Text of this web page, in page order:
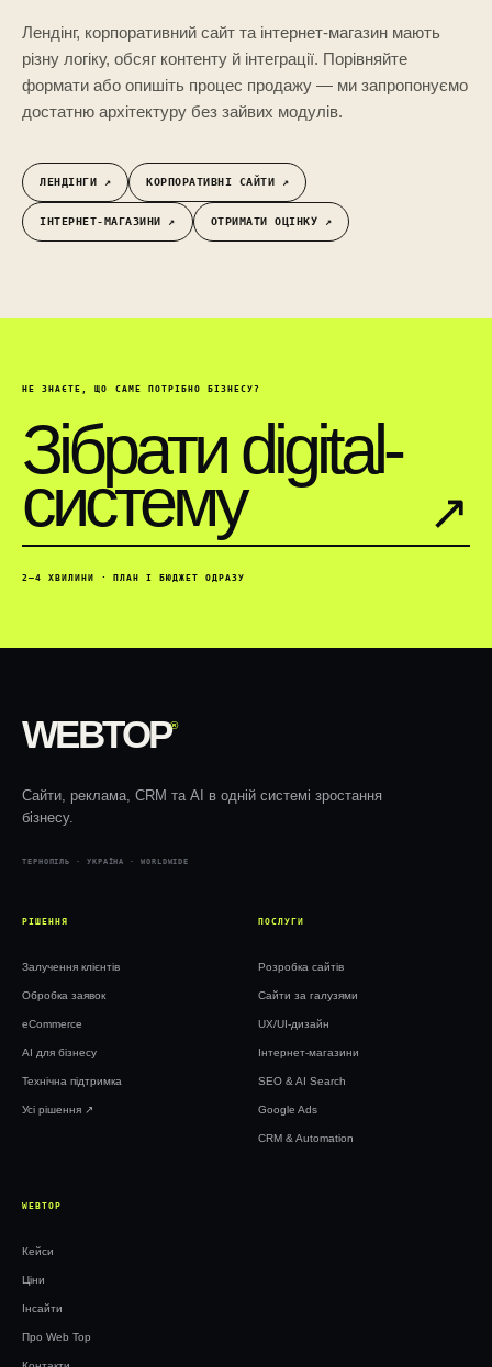
Лендінг, корпоративний сайт та інтернет-магазин мають
різну логіку, обсяг контенту й інтеграції. Порівняйте
формати або опишіть процес продажу — ми запропонуємо
достатню архітектуру без зайвих модулів.
ЛЕНДІНГИ ↗︎ КОРПОРАТИВНІ САЙТИ ↗︎
ІНТЕРНЕТ-МАГАЗИНИ ↗︎ ОТРИМАТИ ОЦІНКУ ↗︎
НЕ ЗНАЄТЕ, ЩО САМЕ ПОТРІБНО БІЗНЕСУ?
Зібрати digital-
систему ↗︎
2–4 ХВИЛИНИ · ПЛАН І БЮДЖЕТ ОДРАЗУ
WEBTOP®
Сайти, реклама, CRM та AI в одній системі зростання
бізнесу.
ТЕРНОПІЛЬ · УКРАЇНА · WORLDWIDE
РІШЕННЯ
Залучення клієнтів
Обробка заявок
eCommerce
AI для бізнесу
Технічна підтримка
Усі рішення ↗︎
ПОСЛУГИ
Розробка сайтів
Сайти за галузями
UX/UI-дизайн
Інтернет-магазини
SEO & AI Search
Google Ads
CRM & Automation
WEBTOP
Кейси
Ціни
Інсайти
Про Web Top